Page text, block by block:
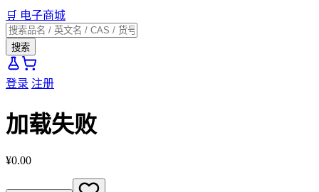
🛒 电子商城
搜索
登录 注册
加载失败
¥0.00